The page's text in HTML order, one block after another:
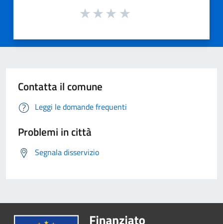
Contatta il comune
Leggi le domande frequenti
Problemi in città
Segnala disservizio